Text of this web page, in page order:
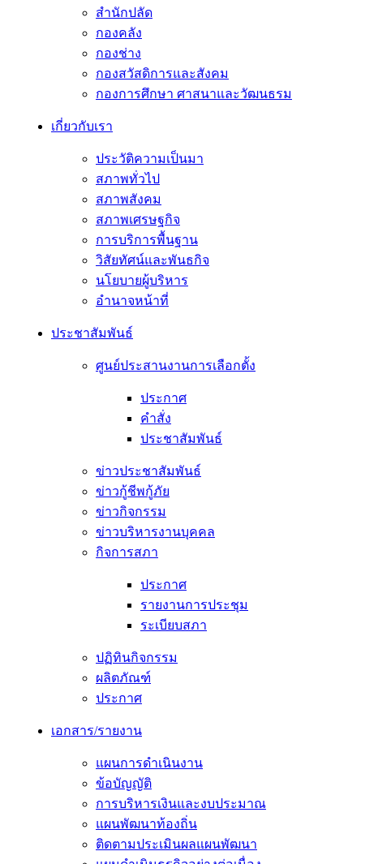
สำนักปลัด
กองคลัง
กองช่าง
กองสวัสดิการและสังคม
กองการศึกษา ศาสนาและวัฒนธรม
เกี่ยวกับเรา
ประวัติความเป็นมา
สภาพทั่วไป
สภาพสังคม
สภาพเศรษฐกิจ
การบริการพื้นฐาน
วิสัยทัศน์และพันธกิจ
นโยบายผู้บริหาร
อํานาจหน้าที่
ประชาสัมพันธ์
ศูนย์ประสานงานการเลือกตั้ง
ประกาศ
คำสั่ง
ประชาสัมพันธ์
ข่าวประชาสัมพันธ์
ข่าวกู้ชีพกู้ภัย
ข่าวกิจกรรม
ข่าวบริหารงานบุคคล
กิจการสภา
ประกาศ
รายงานการประชุม
ระเบียบสภา
ปฏิทินกิจกรรม
ผลิตภัณฑ์
ประกาศ
เอกสาร/รายงาน
แผนการดำเนินงาน
ข้อบัญญัติ
การบริหารเงินและงบประมาณ
แผนพัฒนาท้องถิ่น
ติดตามประเมินผลแผนพัฒนา